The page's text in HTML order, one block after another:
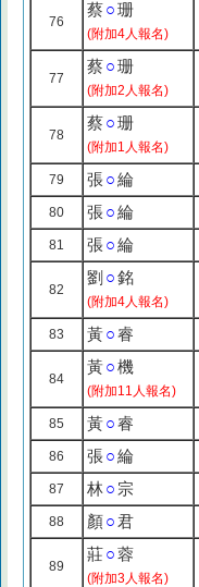
76
蔡○珊
(附加4人報名)
77
蔡○珊
(附加2人報名)
78
蔡○珊
(附加1人報名)
79 張○綸
80 張○綸
81 張○綸
82
劉 ○銘
(附加4人報名)
83 黃○睿
84
黃○機
(附加11人報名)
85 黃○睿
86 張○綸
87 林○ 宗
88 顏○君
89
莊○蓉
(附加3人報名)